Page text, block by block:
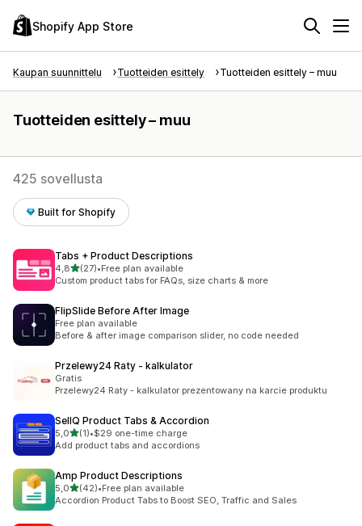
Shopify App Store
Kaupan suunnittelu Tuotteiden esittely Tuotteiden esittely – muu
Tuotteiden esittely – muu
425 sovellusta
Built for Shopify
Tabs + Product Descriptions
4,8/ 5 tähteä
(27)
27 arvostelua yhteensä
•Free plan available
Custom product tabs for FAQs, size charts & more
FlipSlide Before After Image
Free plan available
Before & after image comparison slider, no code needed
Przelewy24 Raty ‑ kalkulator
Gratis
Przelewy24 Raty - kalkulator prezentowany na karcie produktu
SellQ Product Tabs & Accordion
5,0/ 5 tähteä
(1)
1 arvostelua yhteensä
•$29 one-time charge
Add product tabs and accordions
Amp Product Descriptions
5,0/ 5 tähteä
(42)
42 arvostelua yhteensä
•Free plan available
Accordion Product Tabs to Boost SEO, Traffic and Sales